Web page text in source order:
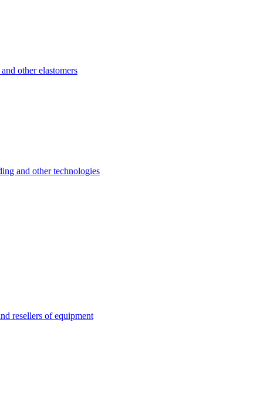
other elastomers
and other technologies
resellers of equipment